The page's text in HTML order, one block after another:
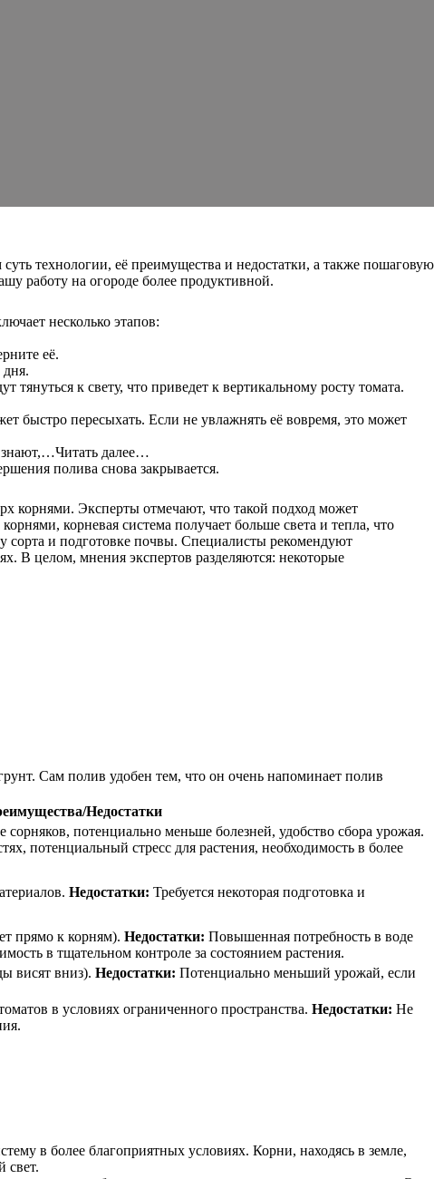
технологии, её преимущества и недостатки, а также пошаговую
работу на огороде более продуктивной.
несколько этапов:
её.
дня.
тянуться к свету, что приведет к вертикальному росту томата.
быстро пересыхать. Если не увлажнять её вовремя, это может
знают,…Читать далее…
полива снова закрывается.
корнями. Эксперты отмечают, что такой подход может
корневая система получает больше света и тепла, что
сорта и подготовке почвы. Специалисты рекомендуют
В целом, мнения экспертов разделяются: некоторые
Сам полив удобен тем, что он очень напоминает полив
Недостатки
потенциально меньше болезней, удобство сбора урожая.
потенциальный стресс для растения, необходимость в более
Недостатки: Требуется некоторая подготовка и
прямо к корням). Недостатки: Повышенная потребность в воде
в тщательном контроле за состоянием растения.
висят вниз). Недостатки: Потенциально меньший урожай, если
в условиях ограниченного пространства. Недостатки: Не
в более благоприятных условиях. Корни, находясь в земле,
свет.